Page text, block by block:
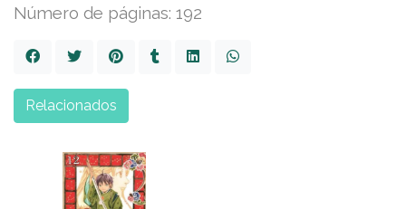
Número de páginas: 192
Relacionados